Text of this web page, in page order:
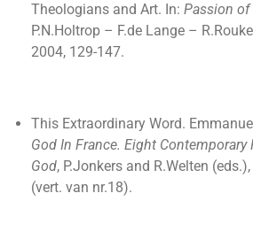
Theologians and Art. In: Passion
P.N.Holtrop – F.de Lange –
2004, 129-147.
This Extraordinary Word.
God In France. Eight Contemporary
God, P.Jonkers and R.Welten
(vert. van nr.18).